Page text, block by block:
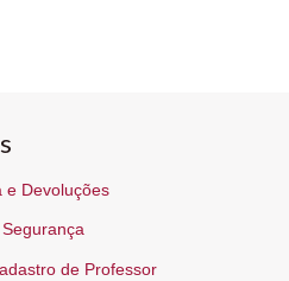
e Devoluções
de Professor